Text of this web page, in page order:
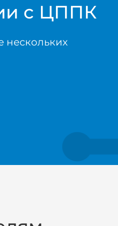
с ЦППК
нескольких